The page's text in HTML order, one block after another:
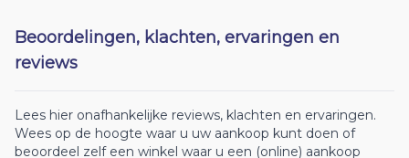
Beoordelingen, klachten, ervaringen en
reviews
Lees hier onafhankelijke reviews, klachten en ervaringen.
Wees op de hoogte waar u uw aankoop kunt doen of
beoordeel zelf een winkel waar u een (online) aankoop